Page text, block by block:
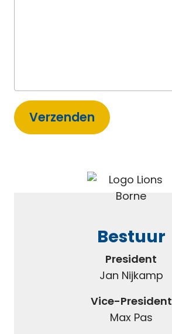
Bestuur
President
Jan Nijkamp
Vice-President
Max Pas